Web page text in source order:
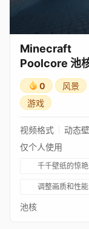
Minecraft
Poolcore 池
0
风景
游戏
视频格式 动态
仅个人使用
千千壁纸的惊
调整画质和性能
池核